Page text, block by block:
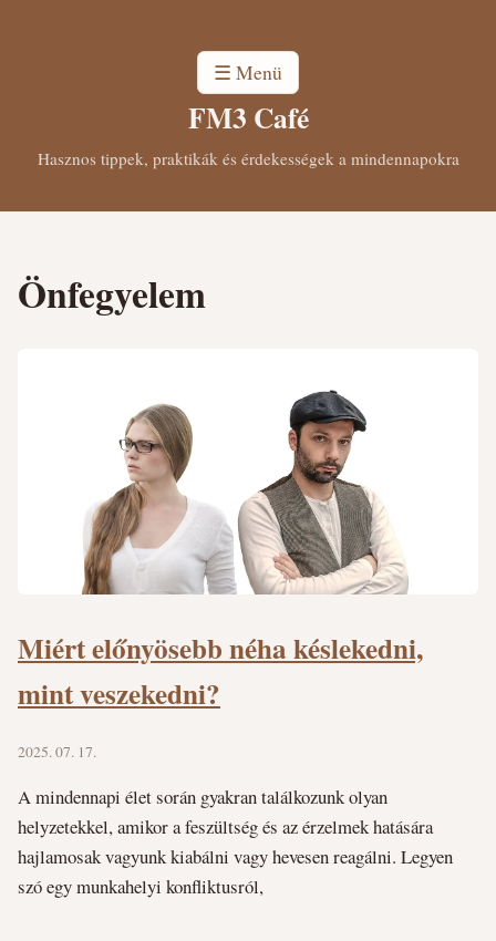
☰ Menü
FM3 Café
Hasznos tippek, praktikák és érdekességek a mindennapokra
Önfegyelem
Miért előnyösebb néha késlekedni,
mint veszekedni?
2025. 07. 17.
A mindennapi élet során gyakran találkozunk olyan
helyzetekkel, amikor a feszültség és az érzelmek hatására
hajlamosak vagyunk kiabálni vagy hevesen reagálni. Legyen
szó egy munkahelyi konfliktusról,